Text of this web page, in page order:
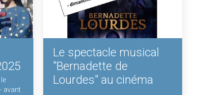
avant
Le spectacle musical
"Bernadette de
Lourdes" au cinéma